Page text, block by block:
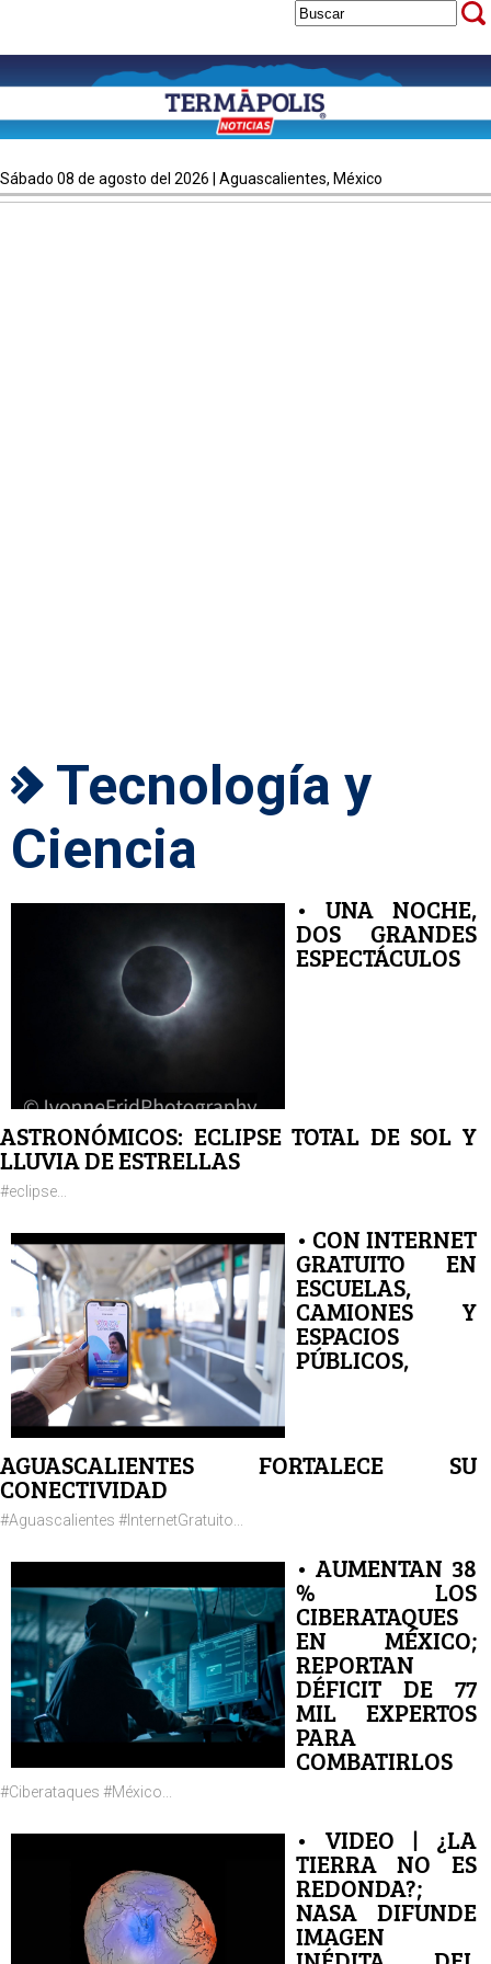
sábado 08 de agosto del 2026 | Aguascalientes, México
Tecnología y
Ciencia
• UNA NOCHE,
DOS GRANDES
ESPECTÁCULOS
ASTRONÓMICOS: ECLIPSE TOTAL DE SOL Y
LLUVIA DE ESTRELLAS
#eclipse...
• CON INTERNET
GRATUITO EN
ESCUELAS,
CAMIONES Y
ESPACIOS
PÚBLICOS,
AGUASCALIENTES FORTALECE SU
CONECTIVIDAD
#Aguascalientes #InternetGratuito...
• AUMENTAN 38
% LOS
CIBERATAQUES
EN MÉXICO;
REPORTAN
DÉFICIT DE 77
MIL EXPERTOS
PARA
COMBATIRLOS
#Ciberataques #México...
• VIDEO | ¿LA
TIERRA NO ES
REDONDA?;
NASA DIFUNDE
IMAGEN